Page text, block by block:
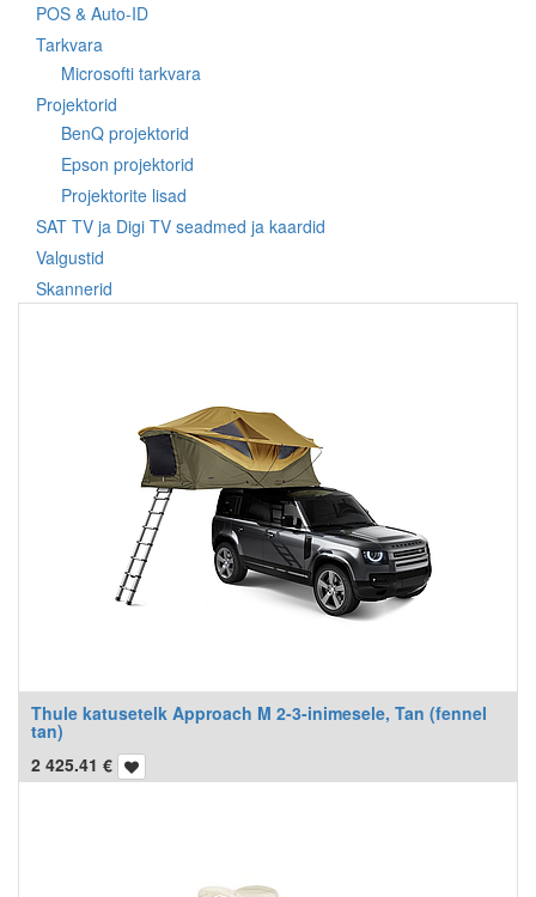
POS & Auto-ID
Tarkvara
Microsofti tarkvara
Projektorid
BenQ projektorid
Epson projektorid
Projektorite lisad
SAT TV ja Digi TV seadmed ja kaardid
Valgustid
Skannerid
Thule katusetelk Approach M 2-3-inimesele, Tan (fennel
tan)
2 425.41 €